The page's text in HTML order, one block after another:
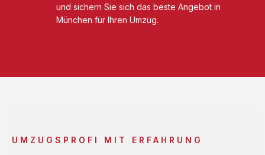
und sichern Sie sich das beste Angebot in
München für Ihren Umzug.
UMZUGSPROFI MIT ERFAHRUNG